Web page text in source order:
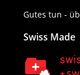
Gutes tun -
Swiss Made